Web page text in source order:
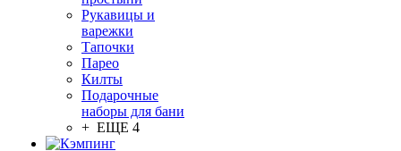
Рукавицы и
варежки
Тапочки
Парео
Килты
Подарочные
наборы для бани
+ ЕЩЕ 4